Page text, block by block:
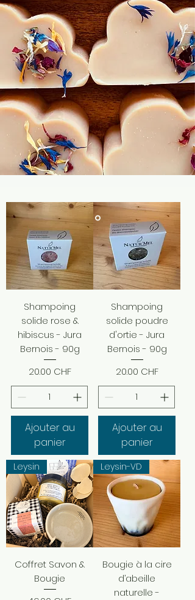
Shampoing
solide rose &
hibiscus - Jura
Bernois - 90g
Prix
20.00 CHF
Ajouter au
panier
Shampoing
solide poudre
d'ortie - Jura
Bernois - 90g
Prix
20.00 CHF
Ajouter au
panier
Leysin
Coffret Savon &
Bougie
Leysin-VD
Bougie à la cire
d’abeille
naturelle -